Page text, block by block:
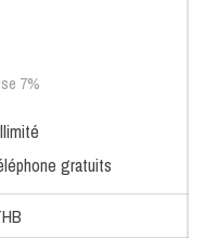
7%
gratuits